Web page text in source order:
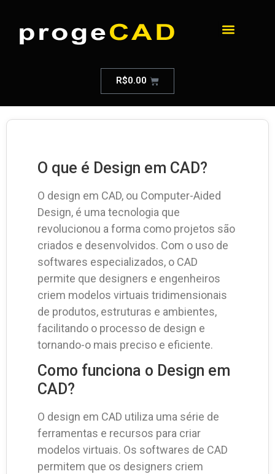
R$0.00
O que é Design em CAD?
O design em CAD, ou Computer-Aided
Design, é uma tecnologia que
revolucionou a forma como projetos são
criados e desenvolvidos. Com o uso de
softwares especializados, o CAD
permite que designers e engenheiros
criem modelos virtuais tridimensionais
de produtos, estruturas e ambientes,
facilitando o processo de design e
tornando-o mais preciso e eficiente.
Como funciona o Design em
CAD?
O design em CAD utiliza uma série de
ferramentas e recursos para criar
modelos virtuais. Os softwares de CAD
permitem que os designers criem